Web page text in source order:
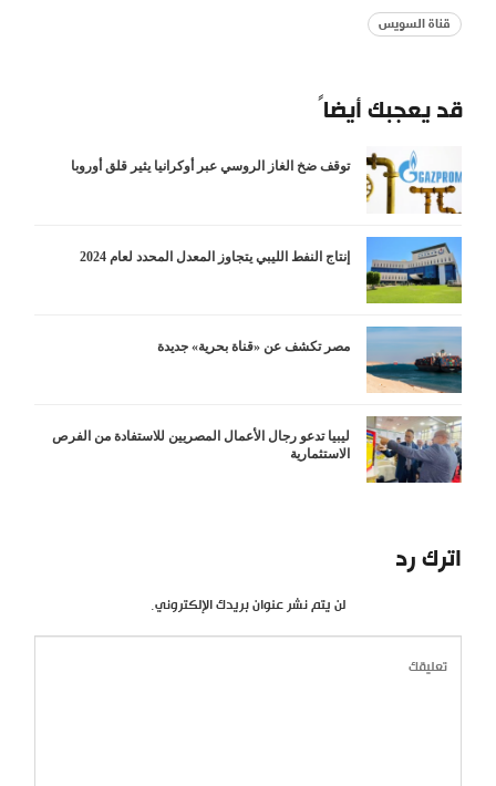
قناة السويس
قد يعجبك أيضاً
توقف ضخ الغاز الروسي عبر أوكرانيا يثير قلق أوروبا
إنتاج النفط الليبي يتجاوز المعدل المحدد لعام 2024
مصر تكشف عن «قناة بحرية» جديدة
ليبيا تدعو رجال الأعمال المصريين للاستفادة من الفرص
الاستثمارية
اترك رد
لن يتم نشر عنوان بريدك الإلكتروني.